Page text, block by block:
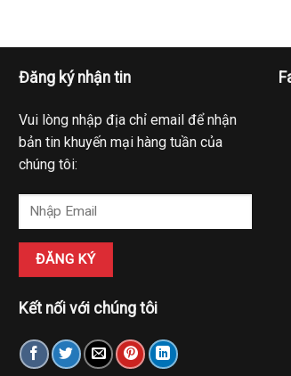
Đăng ký nhận tin
Vui lòng nhập địa chỉ email để nhận
bản tin khuyến mại hàng tuần của
chúng tôi:
Kết nối với chúng tôi